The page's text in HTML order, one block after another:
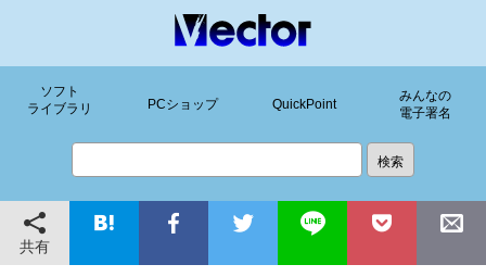
ソフト
ライブラリ
PCショップ QuickPoint
みんなの
電子署名
共有